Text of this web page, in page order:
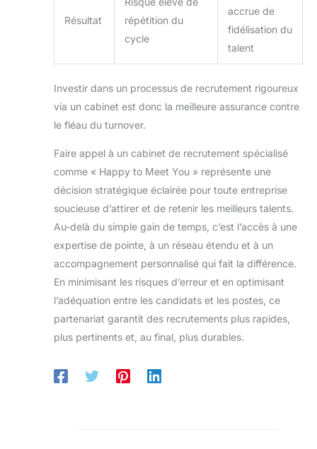
Résultat
répétition du
cycle
accrue de
fidélisation du
talent
Investir dans un processus de recrutement rigoureux
via un cabinet est donc la meilleure assurance contre
le fléau du turnover.
Faire appel à un cabinet de recrutement spécialisé
comme « Happy to Meet You » représente une
décision stratégique éclairée pour toute entreprise
soucieuse d’attirer et de retenir les meilleurs talents.
Au-delà du simple gain de temps, c’est l’accès à une
expertise de pointe, à un réseau étendu et à un
accompagnement personnalisé qui fait la différence.
En minimisant les risques d’erreur et en optimisant
l’adéquation entre les candidats et les postes, ce
partenariat garantit des recrutements plus rapides,
plus pertinents et, au final, plus durables.